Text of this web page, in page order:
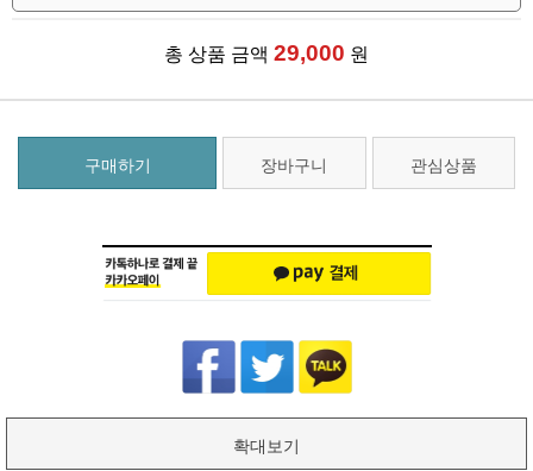
총 상품 금액 29,000 원
구매하기 장바구니 관심상품
확대보기